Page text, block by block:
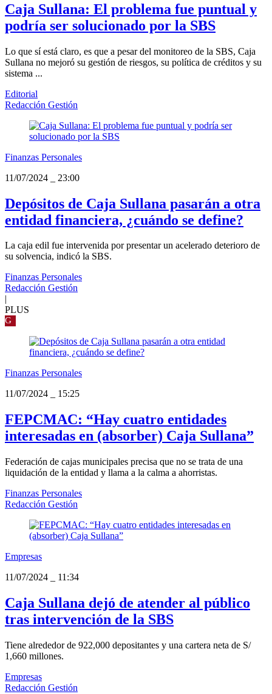
Caja Sullana: El problema fue puntual y
podría ser solucionado por la SBS
Lo que sí está claro, es que a pesar del monitoreo de la SBS, Caja
Sullana no mejoró su gestión de riesgos, su política de créditos y su
sistema ...
Editorial
Redacción Gestión
Finanzas Personales
11/07/2024
23:00
Depósitos de Caja Sullana pasarán a otra
entidad financiera, ¿cuándo se define?
La caja edil fue intervenida por presentar un acelerado deterioro de
su solvencia, indicó la SBS.
Finanzas Personales
Redacción Gestión
|
PLUS
G
Finanzas Personales
11/07/2024
15:25
FEPCMAC: “Hay cuatro entidades
interesadas en (absorber) Caja Sullana”
Federación de cajas municipales precisa que no se trata de una
liquidación de la entidad y llama a la calma a ahorristas.
Finanzas Personales
Redacción Gestión
Empresas
11/07/2024
11:34
Caja Sullana dejó de atender al público
tras intervención de la SBS
Tiene alrededor de 922,000 depositantes y una cartera neta de S/
1,660 millones.
Empresas
Redacción Gestión